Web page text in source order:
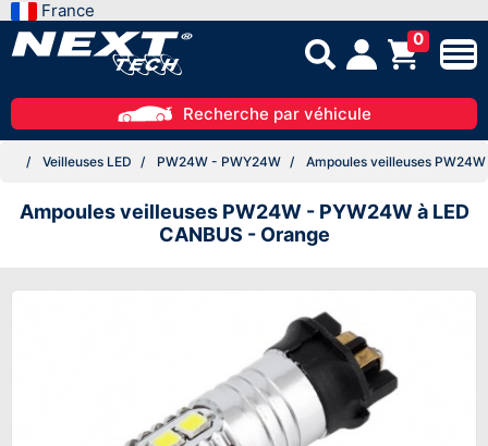
France
0
Recherche par véhicule
Veilleuses LED PW24W - PWY24W Ampoules veilleuses
Ampoules veilleuses PW24W - PYW24W à LED
CANBUS - Orange